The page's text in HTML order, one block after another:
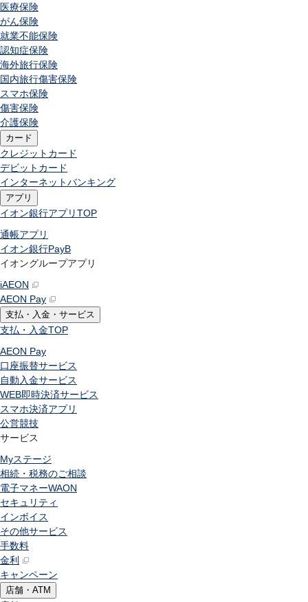
医療保険
がん保険
就業不能保険
認知症保険
海外旅行保険
国内旅行傷害保険
スマホ保険
傷害保険
介護保険
カード
クレジットカード
デビットカード
インターネットバンキング
アプリ
イオン銀行アプリTOP
通帳アプリ
イオン銀行PayB
イオングループアプリ
iAEON
AEON Pay
支払・入金・サービス
支払・入金TOP
AEON Pay
口座振替サービス
自動入金サービス
WEB即時決済サービス
スマホ決済アプリ
公営競技
サービス
Myステージ
相続・税務のご相談
電子マネーWAON
セキュリティ
インボイス
その他サービス
手数料
金利
キャンペーン
店舗・ATM